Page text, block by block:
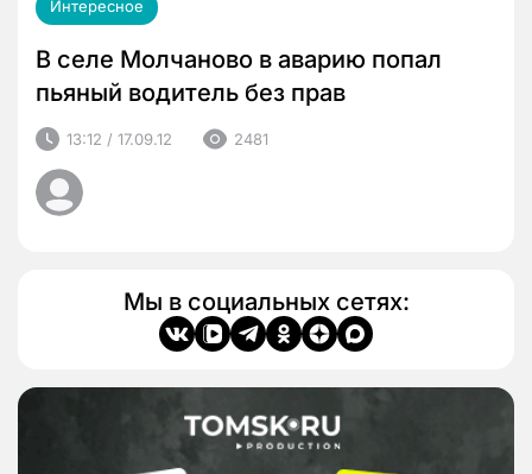
Интересное
В селе Молчаново в аварию попал
пьяный водитель без прав
13:12 / 17.09.12 2481
Мы в социальных сетях: